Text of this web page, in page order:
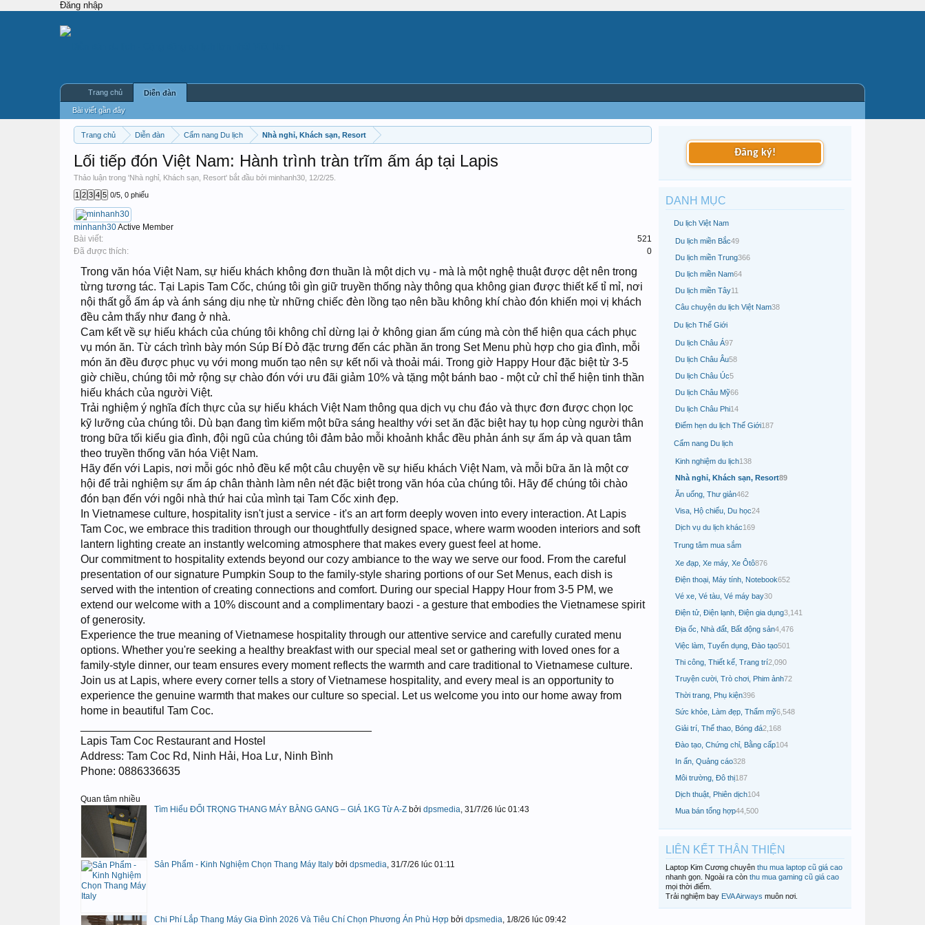
Đăng nhập
Trang chủ Diễn đàn Cẩm nang Du lịch Nhà nghỉ, Khách sạn, Resort
Lối tiếp đón Việt Nam: Hành trình tràn trĩm ấm áp tại Lapis
Thảo luận trong 'Nhà nghỉ, Khách sạn, Resort' bắt đầu bởi minhanh30 12/2/25
1 2 3 4 5 0/5 0 phiếu
minhanh30Active Member
Bài viết:
521
Đã được thích:
0
Trong văn hóa Việt Nam, sự hiếu khách không đơn thuần là một dịch vụ - mà là một nghệ thuật được dệt nên trong
từng tương tác. Tại Lapis Tam Cốc, chúng tôi gìn giữ truyền thống này thông qua không gian được thiết kế tỉ mỉ, nơi
nội thất gỗ ấm áp và ánh sáng dịu nhẹ từ những chiếc đèn lồng tạo nên bầu không khí chào đón khiến mọi vị khách
đều cảm thấy như đang ở nhà.
Cam kết về sự hiếu khách của chúng tôi không chỉ dừng lại ở không gian ấm cúng mà còn thể hiện qua cách phục
vụ món ăn. Từ cách trình bày món Súp Bí Đỏ đặc trưng đến các phần ăn trong Set Menu phù hợp cho gia đình, mỗi
món ăn đều được phục vụ với mong muốn tạo nên sự kết nối và thoải mái. Trong giờ Happy Hour đặc biệt từ 3-5
giờ chiều, chúng tôi mở rộng sự chào đón với ưu đãi giảm 10% và tặng một bánh bao - một cử chỉ thể hiện tinh thần
hiếu khách của người Việt.
Trải nghiệm ý nghĩa đích thực của sự hiếu khách Việt Nam thông qua dịch vụ chu đáo và thực đơn được chọn lọc
kỹ lưỡng của chúng tôi. Dù bạn đang tìm kiếm một bữa sáng healthy với set ăn đặc biệt hay tụ họp cùng người thân
trong bữa tối kiểu gia đình, đội ngũ của chúng tôi đảm bảo mỗi khoảnh khắc đều phản ánh sự ấm áp và quan tâm
theo truyền thống văn hóa Việt Nam.
Hãy đến với Lapis, nơi mỗi góc nhỏ đều kể một câu chuyện về sự hiếu khách Việt Nam, và mỗi bữa ăn là một cơ
hội để trải nghiệm sự ấm áp chân thành làm nên nét đặc biệt trong văn hóa của chúng tôi. Hãy để chúng tôi chào
đón bạn đến với ngôi nhà thứ hai của mình tại Tam Cốc xinh đẹp.
In Vietnamese culture, hospitality isn't just a service - it's an art form deeply woven into every interaction. At Lapis
Tam Coc, we embrace this tradition through our thoughtfully designed space, where warm wooden interiors and soft
lantern lighting create an instantly welcoming atmosphere that makes every guest feel at home.
Our commitment to hospitality extends beyond our cozy ambiance to the way we serve our food. From the careful
presentation of our signature Pumpkin Soup to the family-style sharing portions of our Set Menus, each dish is
served with the intention of creating connections and comfort. During our special Happy Hour from 3-5 PM, we
extend our welcome with a 10% discount and a complimentary baozi - a gesture that embodies the Vietnamese spirit
of generosity.
Experience the true meaning of Vietnamese hospitality through our attentive service and carefully curated menu
options. Whether you're seeking a healthy breakfast with our special meal set or gathering with loved ones for a
family-style dinner, our team ensures every moment reflects the warmth and care traditional to Vietnamese culture.
Join us at Lapis, where every corner tells a story of Vietnamese hospitality, and every meal is an opportunity to
experience the genuine warmth that makes our culture so special. Let us welcome you into our home away from
home in beautiful Tam Coc.
Lapis Tam Coc Restaurant and Hostel
Address: Tam Coc Rd, Ninh Hải, Hoa Lư, Ninh Bình
Phone: 0886336635
Quan tâm nhiều
Tìm Hiểu ĐỐI TRỌNG THANG MÁY BẰNG GANG – GIÁ 1KG Từ A-Z bởi dpsmedia, 31/7/26 lúc 01:43
Sản Phẩm - Kinh Nghiệm Chọn Thang Máy Italy bởi dpsmedia, 31/7/26 lúc 01:11
Chi Phí Lắp Thang Máy Gia Đình 2026 Và Tiêu Chí Chọn Phương Án Phù Hợp bởi dpsmedia, 1/8/26 lúc 09:42
Đăng ký!
DANH MỤC
Du lịch Việt Nam
Du lịch miền Bắc49
Du lịch miền Trung366
Du lịch miền Nam64
Du lịch miền Tây11
Câu chuyện du lịch Việt Nam38
Du lịch Thế Giới
Du lịch Châu Á97
Du lịch Châu Âu58
Du lịch Châu Úc5
Du lịch Châu Mỹ66
Du lịch Châu Phi14
Điểm hẹn du lịch Thế Giới187
Cẩm nang Du lịch
Kinh nghiệm du lịch138
Nhà nghỉ, Khách sạn, Resort89
Ăn uống, Thư giản462
Visa, Hộ chiếu, Du học24
Dịch vụ du lịch khác169
Trung tâm mua sắm
Xe đạp, Xe máy, Xe Ôtô876
Điện thoại, Máy tính, Notebook652
Vé xe, Vé tàu, Vé máy bay30
Điện tử, Điện lạnh, Điện gia dụng3,141
Địa ốc, Nhà đất, Bất động sản4,476
Việc làm, Tuyển dụng, Đào tạo501
Thi công, Thiết kế, Trang trí2,090
Truyện cười, Trò chơi, Phim ảnh72
Thời trang, Phụ kiện396
Sức khỏe, Làm đẹp, Thẩm mỹ6,548
Giải trí, Thể thao, Bóng đá2,168
Đào tạo, Chứng chỉ, Bằng cấp104
In ấn, Quảng cáo328
Môi trường, Đô thị187
Dịch thuật, Phiên dịch104
Mua bán tổng hợp44,500
LIÊN KẾT THÂN THIỆN
Laptop Kim Cương chuyên thu mua laptop cũ giá cao
nhanh gọn. Ngoài ra còn thu mua gaming cũ giá cao
mọi thời điểm.
Trải nghiệm bay EVA Airways muôn nơi.
Trang chủ Diễn đàn
Bài viết gần đây